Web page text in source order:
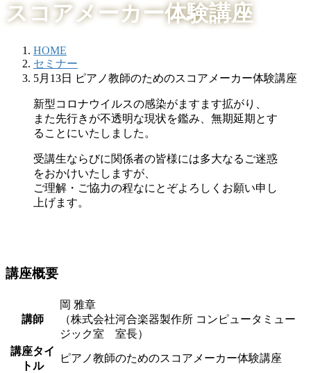
スコアメーカー体験講座
HOME
セミナー
5月13日 ピアノ教師のためのスコアメーカー体験講座
新型コロナウイルスの感染がますます拡がり、
また先行きが不透明な現状を鑑み、無期延期とす
ることにいたしました。
受講生ならびに関係者の皆様には多大なるご迷惑
をおかけいたしますが、
ご理解・ご協力の程なにとぞよろしくお願い申し
上げます。
講座概要
講師
岡 雅章
（株式会社河合楽器製作所 コンピュータミュー
ジック室 室長）
講座タイ
トル
ピアノ教師のためのスコアメーカー体験講座